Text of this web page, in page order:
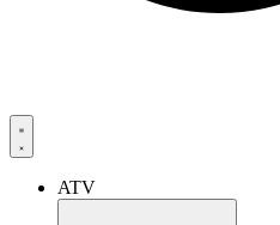
ATV